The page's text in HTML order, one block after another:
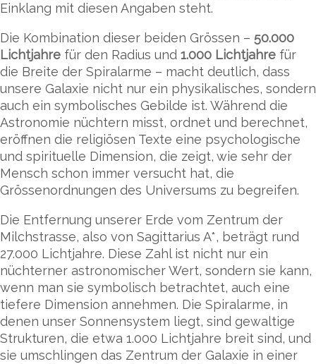
Einklang mit diesen Angaben steht.
Die Kombination dieser beiden Grössen – 50.000
Lichtjahre für den Radius und 1.000 Lichtjahre für
die Breite der Spiralarme – macht deutlich, dass
unsere Galaxie nicht nur ein physikalisches, sondern
auch ein symbolisches Gebilde ist. Während die
Astronomie nüchtern misst, ordnet und berechnet,
eröffnen die religiösen Texte eine psychologische
und spirituelle Dimension, die zeigt, wie sehr der
Mensch schon immer versucht hat, die
Grössenordnungen des Universums zu begreifen.
Die Entfernung unserer Erde vom Zentrum der
Milchstrasse, also von Sagittarius A*, beträgt rund
27.000 Lichtjahre. Diese Zahl ist nicht nur ein
nüchterner astronomischer Wert, sondern sie kann,
wenn man sie symbolisch betrachtet, auch eine
tiefere Dimension annehmen. Die Spiralarme, in
denen unser Sonnensystem liegt, sind gewaltige
Strukturen, die etwa 1.000 Lichtjahre breit sind, und
sie umschlingen das Zentrum der Galaxie in einer